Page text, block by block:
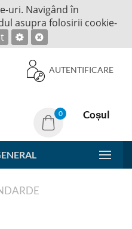
uri. Navigând în
asupra folosirii cookie-
AUTENTIFICARE
0 Coșul